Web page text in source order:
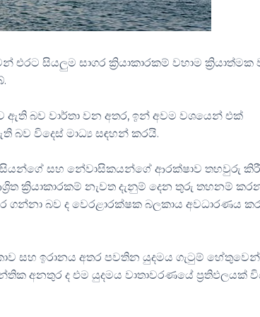
සියලුම සාගර ක්‍රියාකාරකම් වහාම ක්‍රියාත්මක
ඇති බව වාර්තා වන අතර, ඉන් අවම වශයෙන් එක්
බව විදෙස් මාධ්‍ය සඳහන් කරයි.
සහ නේවාසිකයන්ගේ ආරක්ෂාව තහවුරු
ක්‍රියාකාරකම් නැවත දැනුම් දෙන තුරු තහනම්
බව ද වෙරළාරක්ෂක බලකාය අවධාරණය
සහ ඉරානය අතර පවතින යුදමය ගැටුම් හේතුවෙන්
අනතුර ද එම යුදමය වාතාවරණයේ ප්‍රතිඵලයක්